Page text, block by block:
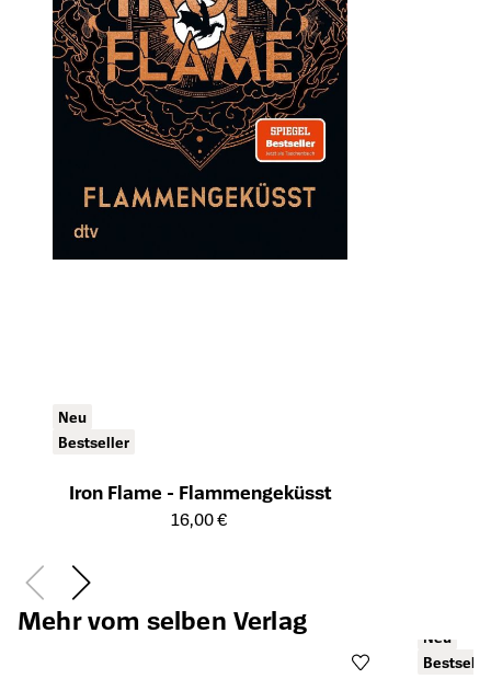
Neu
Bestseller
Iron Flame - Flammengeküsst
Öffnet die Detailseite des Produkts
16,00 €
Mehr vom selben Verlag
Neu